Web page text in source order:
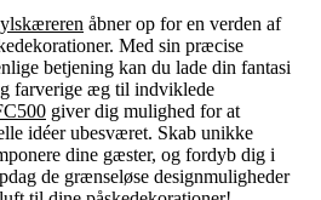
åbner op for en verden af
Med sin præcise
betjening kan du lade din fantasi
farverige æg til indviklede
giver dig mulighed for at
idéer ubesværet. Skab unikke
dine gæster, og fordyb dig i
de grænseløse designmuligheder